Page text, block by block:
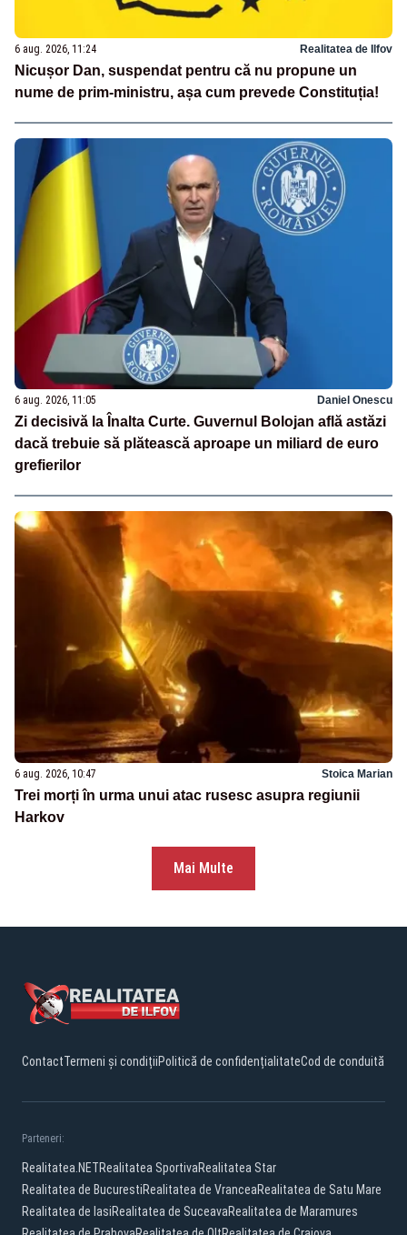
6 aug. 2026, 11:24 Realitatea de Ilfov
Nicușor Dan, suspendat pentru că nu propune un
nume de prim-ministru, așa cum prevede Constituția!
6 aug. 2026, 11:05 Daniel Onescu
Zi decisivă la Înalta Curte. Guvernul Bolojan află astăzi
dacă trebuie să plătească aproape un miliard de euro
grefierilor
6 aug. 2026, 10:47 Stoica Marian
Trei morți în urma unui atac rusesc asupra regiunii
Harkov
Mai Multe
ContactTermeni și condițiiPolitică de confidențialitateCod de conduită
Parteneri:
Realitatea.NETRealitatea SportivaRealitatea Star
Realitatea de BucurestiRealitatea de VranceaRealitatea de Satu Mare
Realitatea de IasiRealitatea de SuceavaRealitatea de Maramures